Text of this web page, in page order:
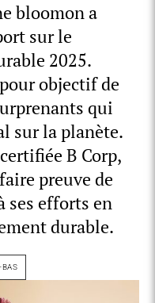
FRANÇAIS
S'ABONNER
bloomon a
sur le
2025.
objectif de
qui
sur la planète.
B Corp,
preuve de
ses efforts en
durable.
BAS